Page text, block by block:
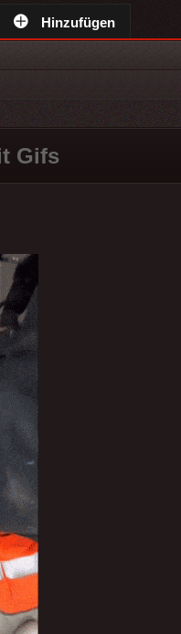
Hinzufügen
Gifs